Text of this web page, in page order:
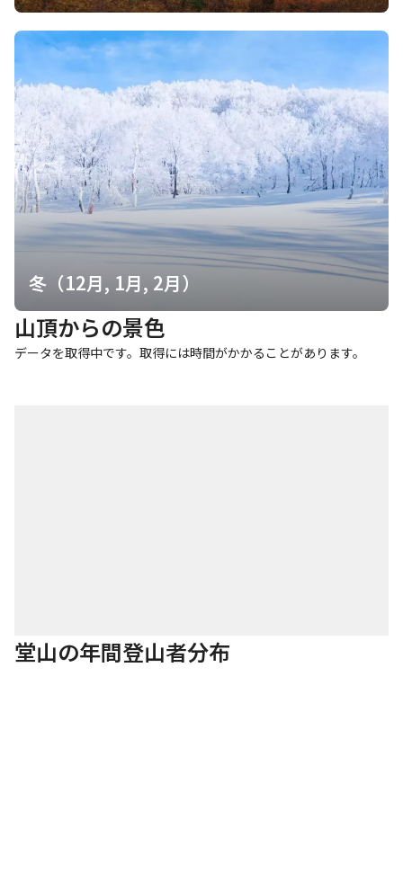
冬（12月, 1月, 2月）
山頂からの景色
データを取得中です。取得には時間がかかることがあります。
堂山の年間登山者分布